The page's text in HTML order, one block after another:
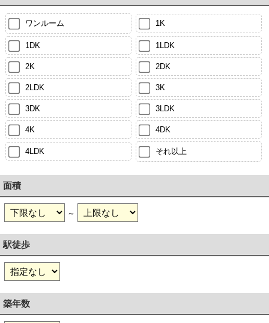
ワンルーム 1K
1DK 1LDK
2K 2DK
2LDK 3K
3DK 3LDK
4K 4DK
4LDK それ以上
面積
～
駅徒歩
築年数